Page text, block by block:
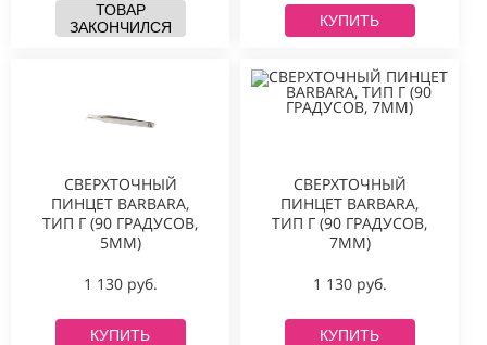
ТОВАР
ЗАКОНЧИЛСЯ
КУПИТЬ
СВЕРХТОЧНЫЙ
ПИНЦЕТ BARBARA,
ТИП Г (90 ГРАДУСОВ,
5ММ)
1 130 руб.
КУПИТЬ
СВЕРХТОЧНЫЙ
ПИНЦЕТ BARBARA,
ТИП Г (90 ГРАДУСОВ,
7ММ)
1 130 руб.
КУПИТЬ